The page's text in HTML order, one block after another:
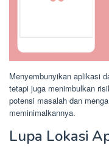
Menyembunyikan aplikasi
tetapi juga menimbulkan
potensi masalah dan
meminimalkannya.
Lupa Lokasi